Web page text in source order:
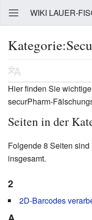
WIKI LAUER-
Hier finden Sie
securPharm-
Seiten in der
Folgende 8 Seiten
insgesamt.
2
2D-Barcodes